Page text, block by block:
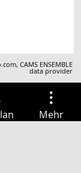
,CAMS ENSEMBLE
data provider
Mehr